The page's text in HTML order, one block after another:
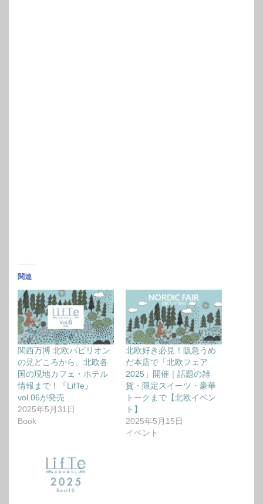
関連
関西万博 北欧パビリオン
の見どころから、北欧各
国の現地カフェ・ホテル
情報まで！『LifTe』
vol.06が発売
2025年5月31日
Book
北欧好き必見！阪急うめ
だ本店で「北欧フェア
2025」開催｜話題の雑
貨・限定スイーツ・豪華
トークまで【北欧イベン
ト】
2025年5月15日
イベント